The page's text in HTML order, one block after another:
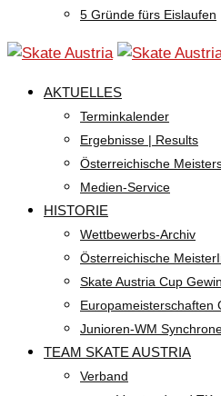
5 Gründe fürs Eislaufen
AKTUELLES
Terminkalender
Ergebnisse | Results
Österreichische
Medien-Service
HISTORIE
Wettbewerbs-Archiv
Österreichische
Skate Austria Cup
Europameisterschaften
Junioren-WM
TEAM SKATE AUSTRIA
Verband